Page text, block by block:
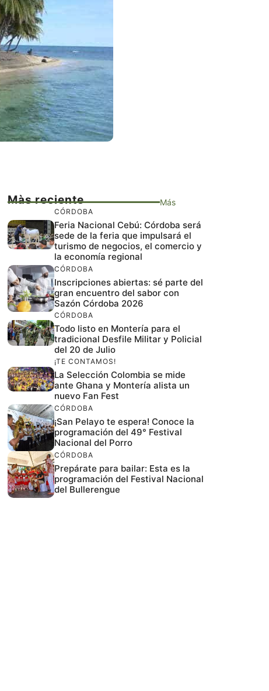
Màs reciente Más
CÓRDOBA
Feria Nacional Cebú: Córdoba será
sede de la feria que impulsará el
turismo de negocios, el comercio y
la economía regional
CÓRDOBA
Inscripciones abiertas: sé parte del
gran encuentro del sabor con
Sazón Córdoba 2026
CÓRDOBA
Todo listo en Montería para el
tradicional Desfile Militar y Policial
del 20 de Julio
¡TE CONTAMOS!
La Selección Colombia se mide
ante Ghana y Montería alista un
nuevo Fan Fest
CÓRDOBA
¡San Pelayo te espera! Conoce la
programación del 49° Festival
Nacional del Porro
CÓRDOBA
Prepárate para bailar: Esta es la
programación del Festival Nacional
del Bullerengue